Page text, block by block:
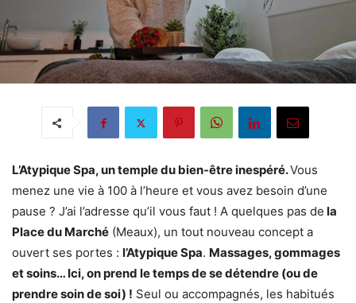
L’Atypique Spa, un temple du bien-être inespéré.Vous
menez une vie à 100 à l’heure et vous avez besoin d’une
pause ? J’ai l’adresse qu’il vous faut ! A quelques pas de la
Place du Marché (Meaux), un tout nouveau concept a
ouvert ses portes : l’Atypique Spa. Massages, gommages
et soins… Ici, on prend le temps de se détendre (ou de
prendre soin de soi) ! Seul ou accompagnés, les habitués